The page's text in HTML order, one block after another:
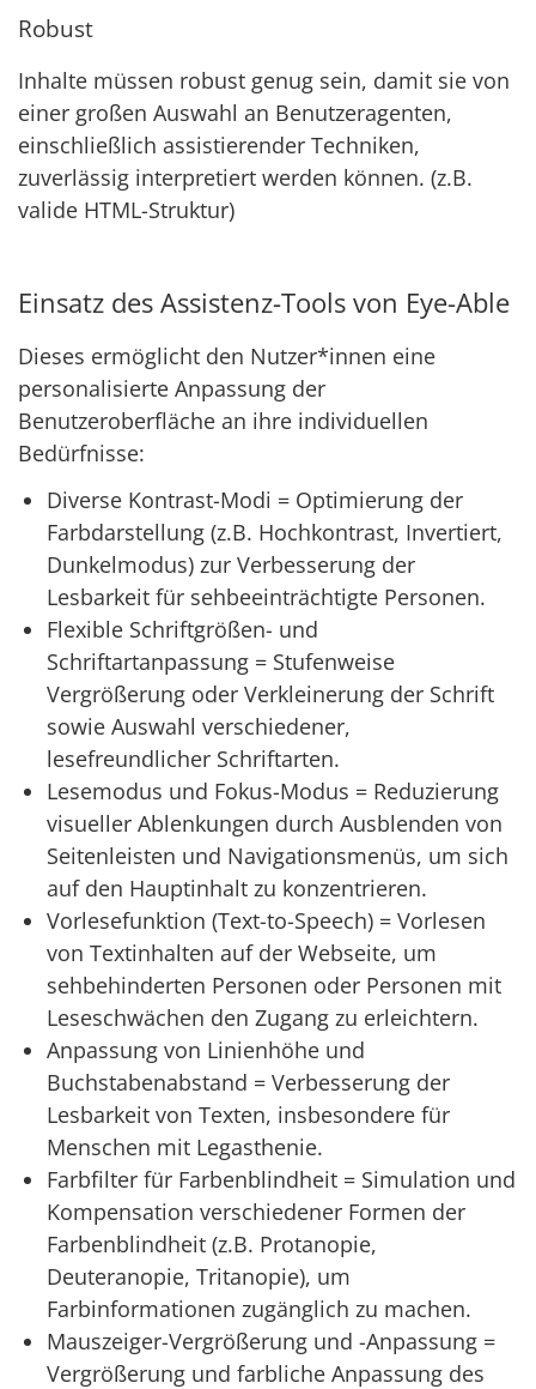
Robust
Inhalte müssen robust genug sein, damit sie von
einer großen Auswahl an Benutzeragenten,
einschließlich assistierender Techniken,
zuverlässig interpretiert werden können. (z.B.
valide HTML-Struktur)
Einsatz des Assistenz-Tools von Eye-Able
Dieses ermöglicht den Nutzer*innen eine
personalisierte Anpassung der
Benutzeroberfläche an ihre individuellen
Bedürfnisse:
Diverse Kontrast-Modi = Optimierung der
Farbdarstellung (z.B. Hochkontrast, Invertiert,
Dunkelmodus) zur Verbesserung der
Lesbarkeit für sehbeeinträchtigte Personen.
Flexible Schriftgrößen- und
Schriftartanpassung = Stufenweise
Vergrößerung oder Verkleinerung der Schrift
sowie Auswahl verschiedener,
lesefreundlicher Schriftarten.
Lesemodus und Fokus-Modus = Reduzierung
visueller Ablenkungen durch Ausblenden von
Seitenleisten und Navigationsmenüs, um sich
auf den Hauptinhalt zu konzentrieren.
Vorlesefunktion (Text-to-Speech) = Vorlesen
von Textinhalten auf der Webseite, um
sehbehinderten Personen oder Personen mit
Leseschwächen den Zugang zu erleichtern.
Anpassung von Linienhöhe und
Buchstabenabstand = Verbesserung der
Lesbarkeit von Texten, insbesondere für
Menschen mit Legasthenie.
Farbfilter für Farbenblindheit = Simulation und
Kompensation verschiedener Formen der
Farbenblindheit (z.B. Protanopie,
Deuteranopie, Tritanopie), um
Farbinformationen zugänglich zu machen.
Mauszeiger-Vergrößerung und -Anpassung =
Vergrößerung und farbliche Anpassung des